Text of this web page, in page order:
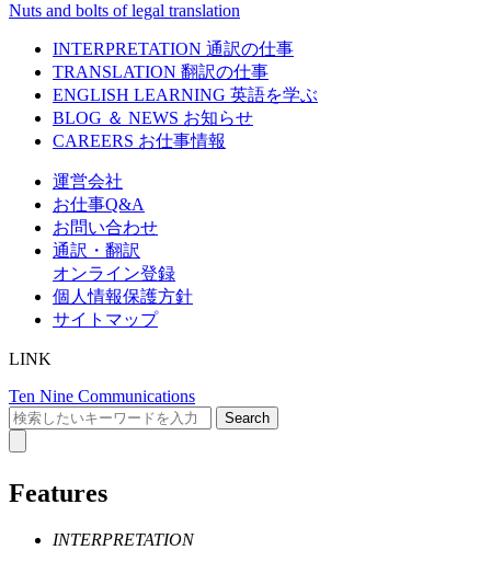
Nuts and bolts of legal translation
INTERPRETATION 通訳の仕事
TRANSLATION 翻訳の仕事
ENGLISH LEARNING 英語を学ぶ
BLOG ＆ NEWS お知らせ
CAREERS お仕事情報
運営会社
お仕事Q&A
お問い合わせ
通訳・翻訳
オンライン登録
個人情報保護方針
サイトマップ
LINK
Ten Nine Communications
Features
INTERPRETATION